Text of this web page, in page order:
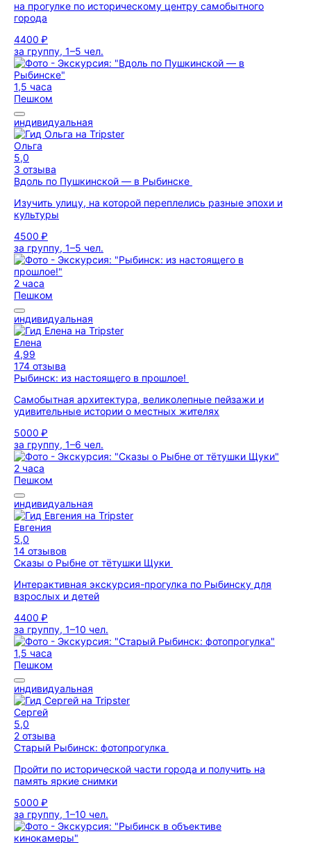
на прогулке по историческому центру самобытного
города
4400 ₽
за группу, 1–5 чел.
1,5 часа
Пешком
индивидуальная
Ольга
5,0
3 отзыва
Вдоль по Пушкинской — в Рыбинске
Изучить улицу, на которой переплелись разные эпохи и
культуры
4500 ₽
за группу, 1–5 чел.
2 часа
Пешком
индивидуальная
Елена
4,99
174 отзыва
Рыбинск: из настоящего в прошлое!
Самобытная архитектура, великолепные пейзажи и
удивительные истории о местных жителях
5000 ₽
за группу, 1–6 чел.
2 часа
Пешком
индивидуальная
Евгения
5,0
14 отзывов
Сказы о Рыбне от тётушки Щуки
Интерактивная экскурсия-прогулка по Рыбинску для
взрослых и детей
4400 ₽
за группу, 1–10 чел.
1,5 часа
Пешком
индивидуальная
Сергей
5,0
2 отзыва
Старый Рыбинск: фотопрогулка
Пройти по исторической части города и получить на
память яркие снимки
5000 ₽
за группу, 1–10 чел.